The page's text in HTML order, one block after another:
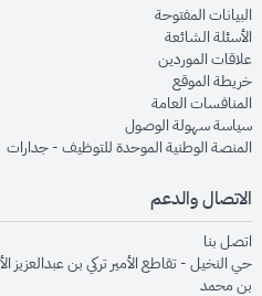
البيانات المفتوحةopens in new window
الأسئلة الشائعةopens in new window
علاقات الموردينopens in new window
خريطة الموقعopens in new window
المنافسات العامةopens in new window
سياسة سهولة الوصولin new window
المنصة الوطنية الموحدة للتوظيف - جدارات
الاتصال والدعم
اتصل بنا
حي النخيل - تقاطع الأمير تركي بن عبدالعزيز
بن محمد